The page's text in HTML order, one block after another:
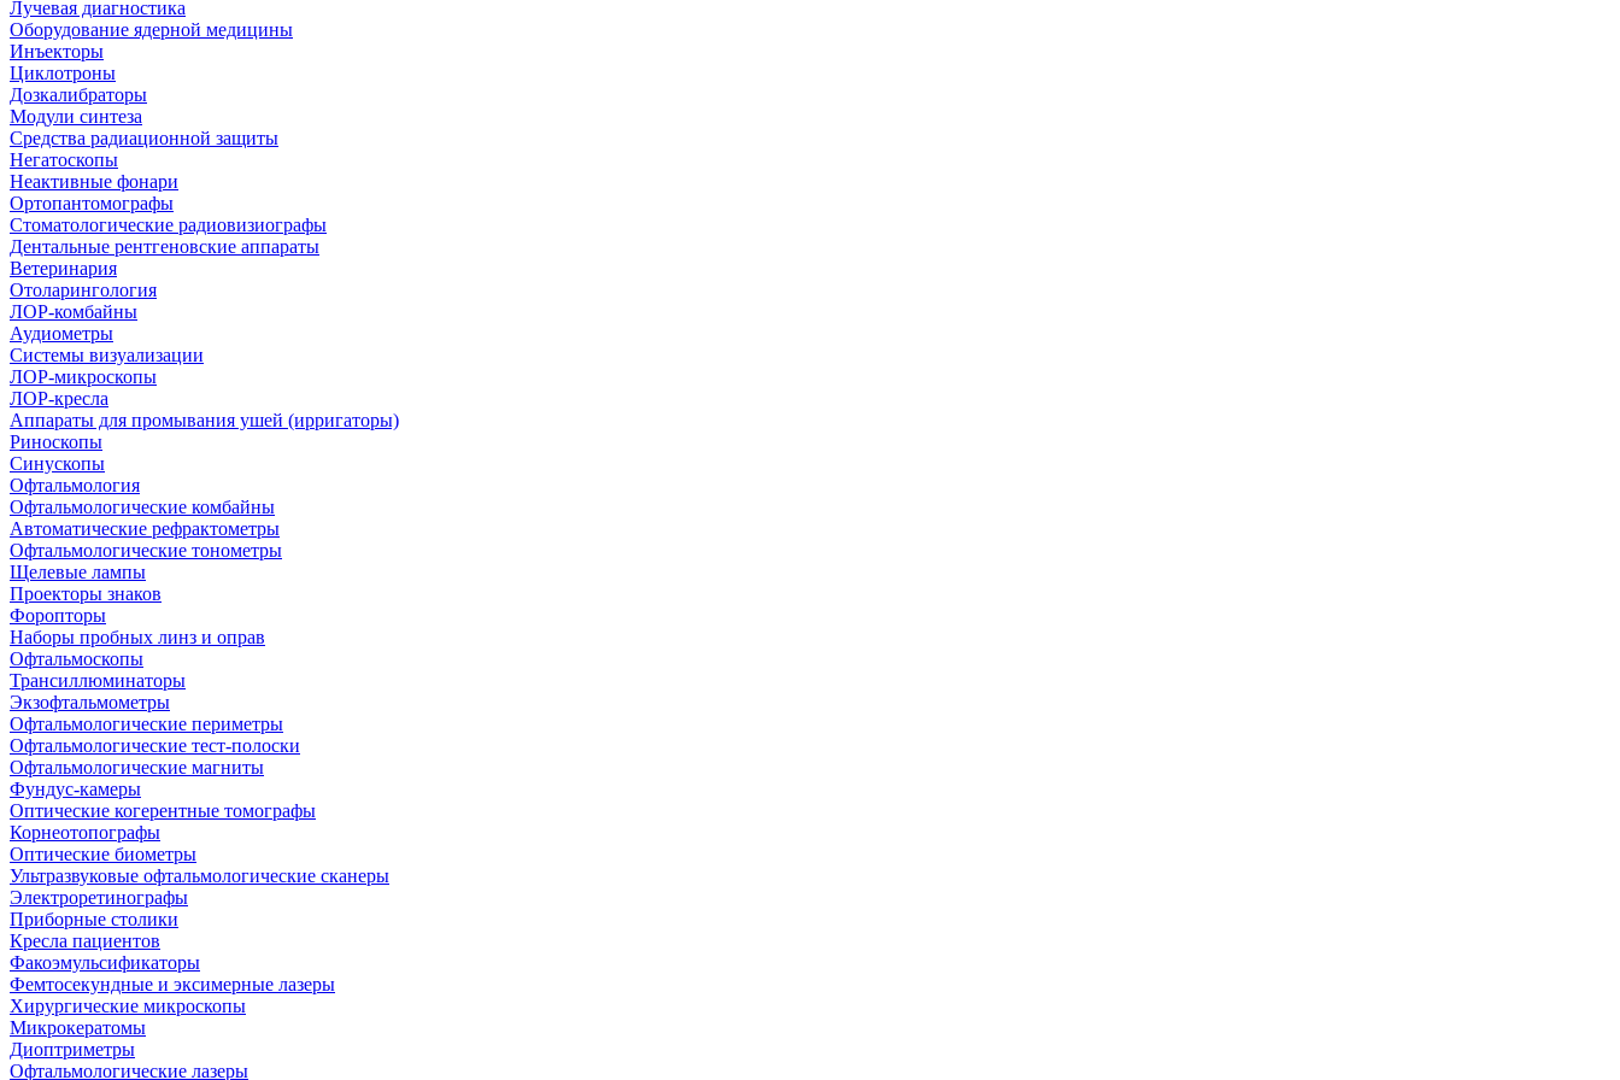
Лучевая диагностика
Оборудование ядерной медицины
Инъекторы
Циклотроны
Дозкалибраторы
Модули синтеза
Средства радиационной защиты
Негатоскопы
Неактивные фонари
Ортопантомографы
Стоматологические радиовизиографы
Дентальные рентгеновские аппараты
Ветеринария
Отоларингология
ЛОР-комбайны
Аудиометры
Системы визуализации
ЛОР-микроскопы
ЛОР-кресла
Аппараты для промывания ушей (ирригаторы)
Риноскопы
Синускопы
Офтальмология
Офтальмологические комбайны
Автоматические рефрактометры
Офтальмологические тонометры
Щелевые лампы
Проекторы знаков
Форопторы
Наборы пробных линз и оправ
Офтальмоскопы
Трансиллюминаторы
Экзофтальмометры
Офтальмологические периметры
Офтальмологические тест-полоски
Офтальмологические магниты
Фундус-камеры
Оптические когерентные томографы
Корнеотопографы
Оптические биометры
Ультразвуковые офтальмологические сканеры
Электроретинографы
Приборные столики
Кресла пациентов
Факоэмульсификаторы
Фемтосекундные и эксимерные лазеры
Хирургические микроскопы
Микрокератомы
Диоптриметры
Офтальмологические лазеры